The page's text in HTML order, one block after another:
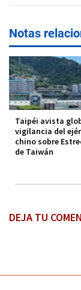
Notas
Taipéi avista
vigilancia del
chino sobre
de Taiwán
DEJA TU